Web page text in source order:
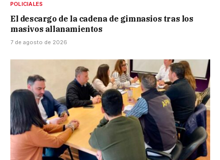
POLICIALES
El descargo de la cadena de gimnasios tras los
masivos allanamientos
7 de agosto de 2026